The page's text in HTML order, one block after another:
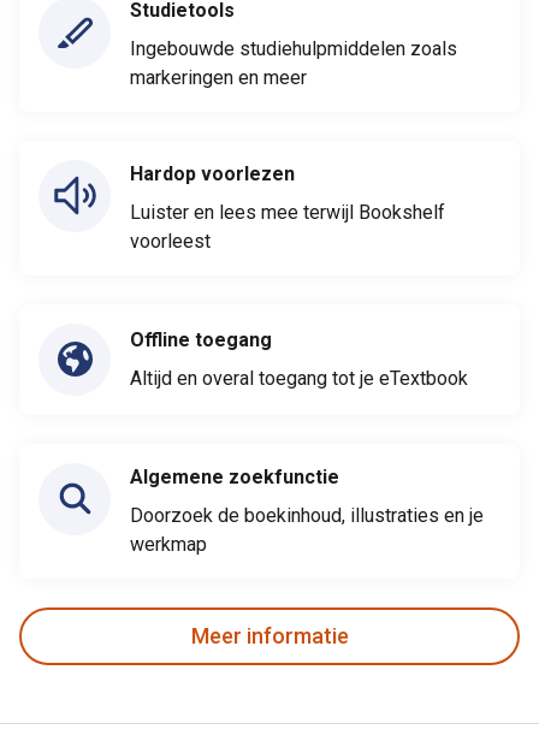
Studietools
Ingebouwde studiehulpmiddelen zoals
markeringen en meer
Hardop voorlezen
Luister en lees mee terwijl Bookshelf
voorleest
Offline toegang
Altijd en overal toegang tot je eTextbook
Algemene zoekfunctie
Doorzoek de boekinhoud, illustraties en je
werkmap
Meer informatie